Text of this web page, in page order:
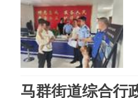
马群街道综合行